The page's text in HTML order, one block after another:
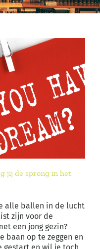
jij de sprong in het
alle ballen in de lucht
zijn voor de
een jong gezin?
baan op te zeggen en